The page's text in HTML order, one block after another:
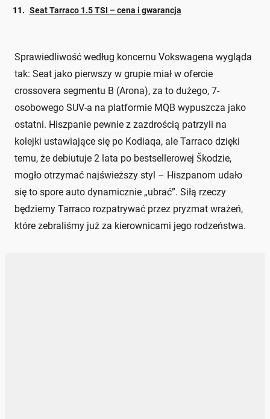
Seat Tarraco 1.5 TSI – cena i gwarancja
Sprawiedliwość według koncernu Vokswagena wygląda
tak: Seat jako pierwszy w grupie miał w ofercie
crossovera segmentu B (Arona), za to dużego, 7-
osobowego SUV-a na platformie MQB wypuszcza jako
ostatni. Hiszpanie pewnie z zazdrością patrzyli na
kolejki ustawiające się po Kodiaqa, ale Tarraco dzięki
temu, że debiutuje 2 lata po bestsellerowej Škodzie,
mogło otrzymać najświeższy styl – Hiszpanom udało
się to spore auto dynamicznie „ubrać”. Siłą rzeczy
będziemy Tarraco rozpatrywać przez pryzmat wrażeń,
które zebraliśmy już za kierownicami jego rodzeństwa.